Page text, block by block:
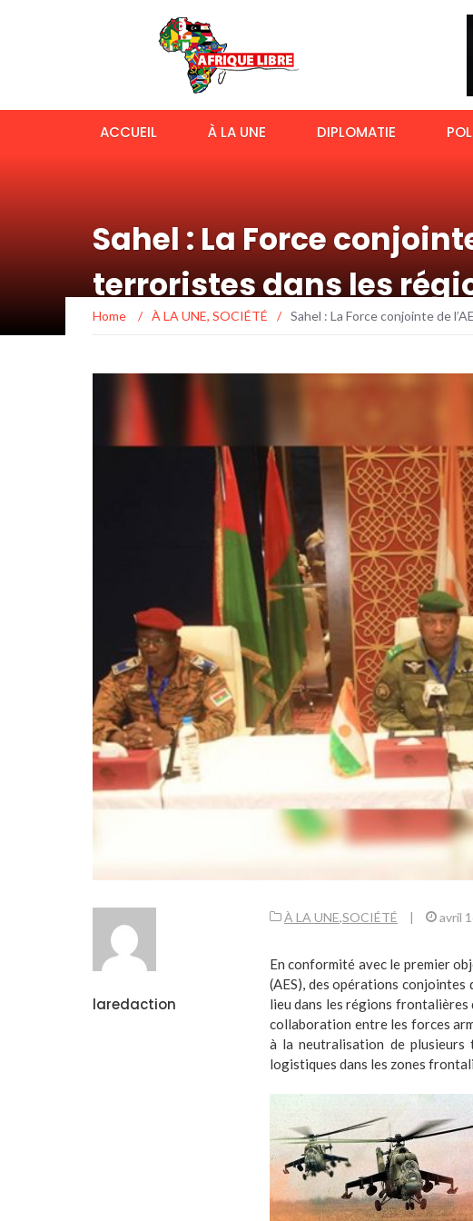
ACCUEIL À LA UNE DIPLOMATIE
Sahel : La Force
terroristes dans les
Home / À LA UNE, SOCIÉTÉ / Sahel : La Force conjointe de
laredaction
À LA UNE,SOCIÉTÉ | avril
En conformité avec le premier
(AES), des opérations
lieu dans les régions
collaboration entre les forces
à la neutralisation de plusieurs
logistiques dans les zones